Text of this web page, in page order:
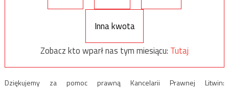
Inna kwota
Zobacz kto wparł nas tym miesiącu: Tutaj
Dziękujemy za pomoc prawną Kancelarii Prawnej Litwin: